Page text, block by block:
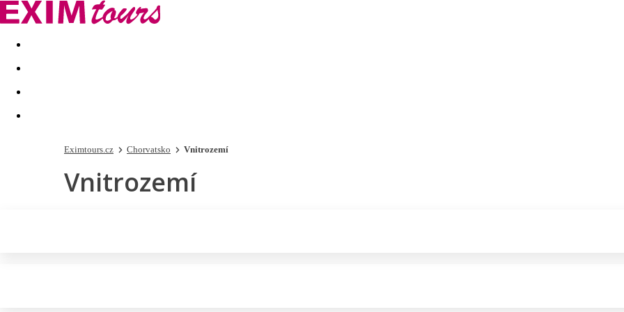
Akční nabídky Last minute
Eximtours.cz Chorvatsko Vnitrozemí
Vnitrozemí